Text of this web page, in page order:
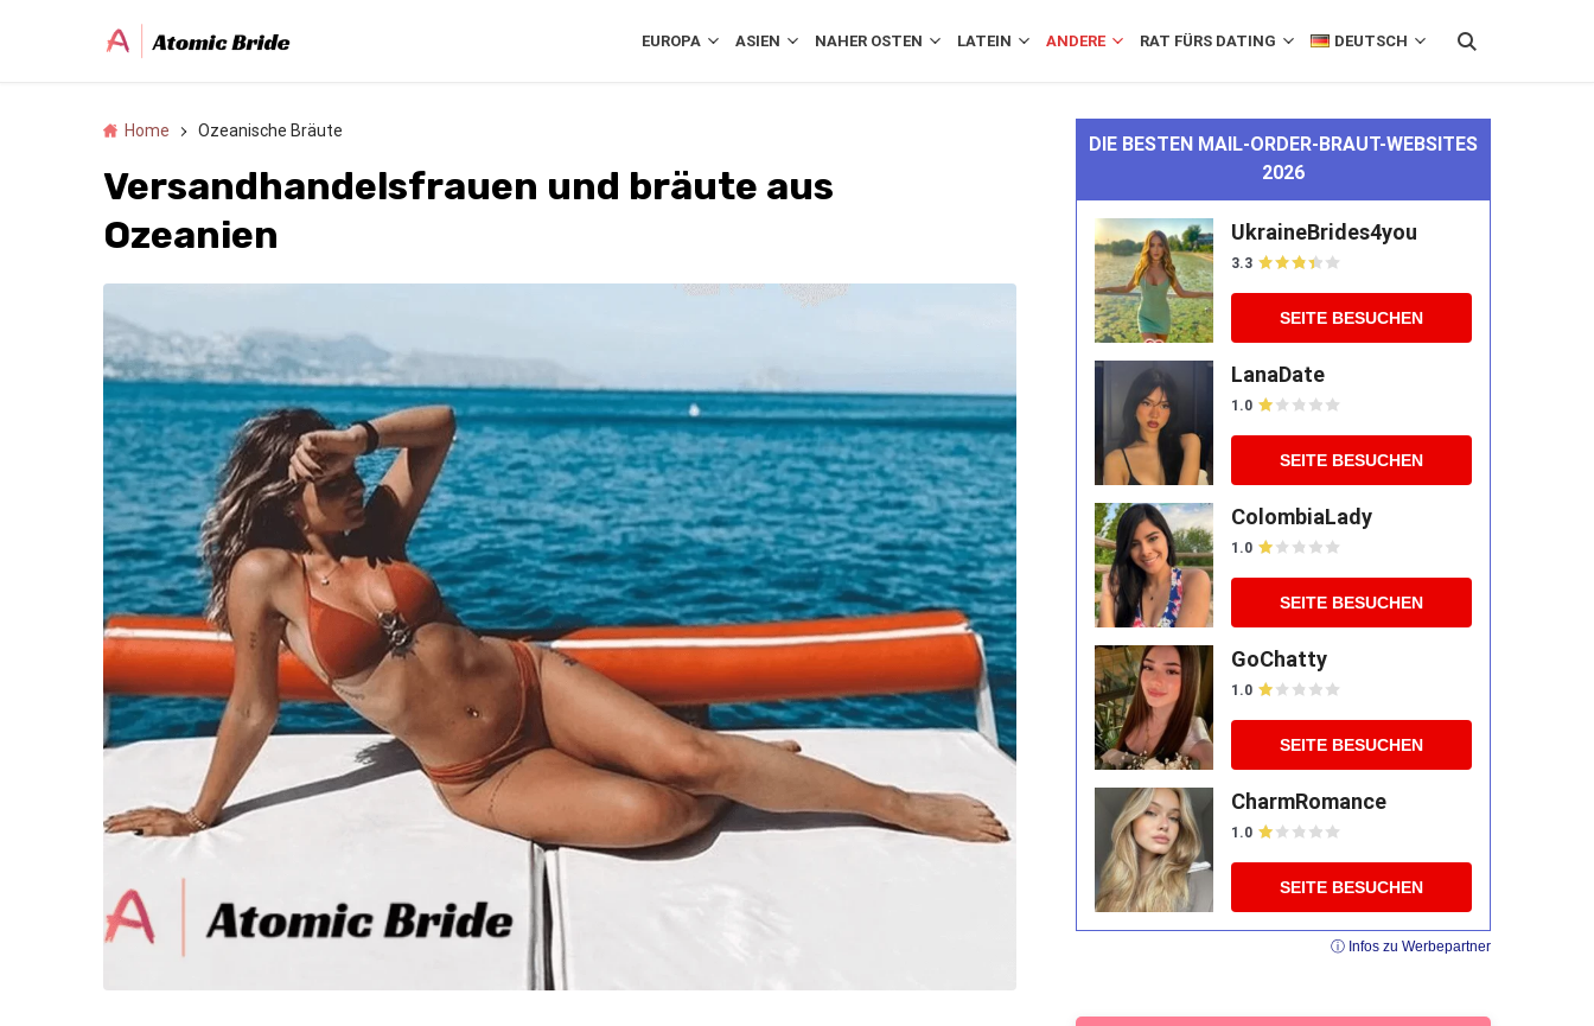
EUROPA ASIEN NAHER OSTEN LATEIN ANDERE RAT FÜRS DATING DEUTSCH
Home Ozeanische Bräute
Versandhandelsfrauen und bräute aus
Ozeanien
DIE BESTEN MAIL-ORDER-BRAUT-WEBSITES
2026
UkraineBrides4you
3.3
SEITE BESUCHEN
LanaDate
1.0
SEITE BESUCHEN
ColombiaLady
1.0
SEITE BESUCHEN
GoChatty
1.0
SEITE BESUCHEN
CharmRomance
1.0
SEITE BESUCHEN
ⓘ Infos zu Werbepartner